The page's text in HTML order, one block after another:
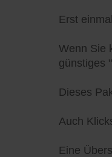
Erst
Wenn Sie
günstiges
Dieses
Auch
Eine